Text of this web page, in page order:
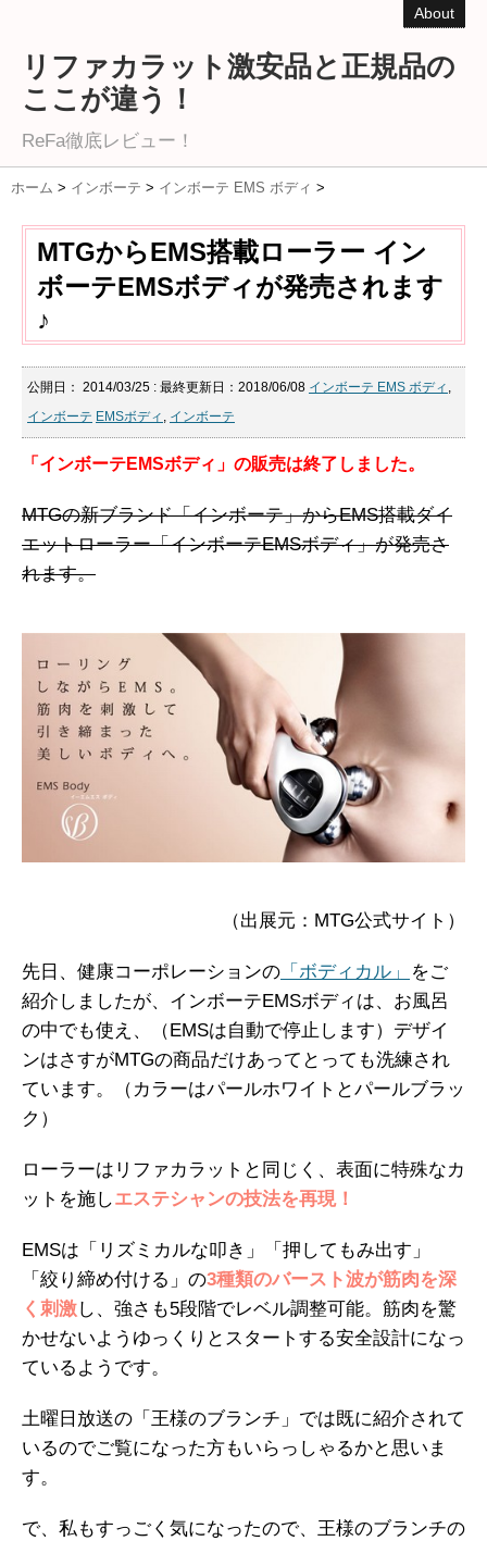
About
リファカラット激安品と正規品の
ここが違う！
ReFa徹底レビュー！
ホーム > インボーテ > インボーテ EMS ボディ >
MTGからEMS搭載ローラー イン
ボーテEMSボディが発売されます
♪
公開日： 2014/03/25 : 最終更新日：2018/06/08 インボーテ EMS ボディ ,
インボーテ EMSボディ , インボーテ
「インボーテEMSボディ」の販売は終了しました。
MTGの新ブランド「インボーテ」からEMS搭載ダイ
エットローラー「インボーテEMSボディ」が発売さ
れます。
（出展元：MTG公式サイト）
先日、健康コーポレーションの 「ボディカル」
をご
紹介しましたが、インボーテEMSボディは、お風呂
の中でも使え、（EMSは自動で停止します）デザイ
ンはさすがMTGの商品だけあってとっても洗練され
ています。（カラーはパールホワイトとパールブラッ
ク）
ローラーはリファカラットと同じく、表面に特殊なカ
ットを施しエステシャンの技法を再現！
EMSは「リズミカルな叩き」「押してもみ出す」
「絞り締め付ける」の3種類のバースト波が筋肉を深
く刺激し、強さも5段階でレベル調整可能。筋肉を驚
かせないようゆっくりとスタートする安全設計になっ
ているようです。
土曜日放送の「王様のブランチ」では既に紹介されて
いるのでご覧になった方もいらっしゃるかと思いま
す。
で、私もすっごく気になったので、王様のブランチの